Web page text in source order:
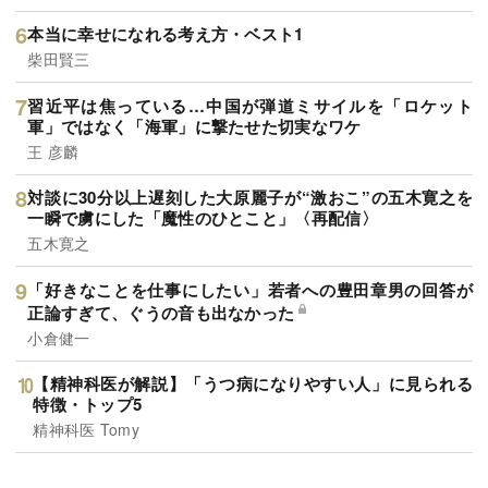
本当に幸せになれる考え方・ベスト1
柴田賢三
習近平は焦っている…中国が弾道ミサイルを「ロケット
軍」ではなく「海軍」に撃たせた切実なワケ
王 彦麟
対談に30分以上遅刻した大原麗子が“激おこ”の五木寛之を
一瞬で虜にした「魔性のひとこと」〈再配信〉
五木寛之
「好きなことを仕事にしたい」若者への豊田章男の回答が
正論すぎて、ぐうの音も出なかった
小倉健一
【精神科医が解説】「うつ病になりやすい人」に見られる
特徴・トップ5
精神科医 Tomy